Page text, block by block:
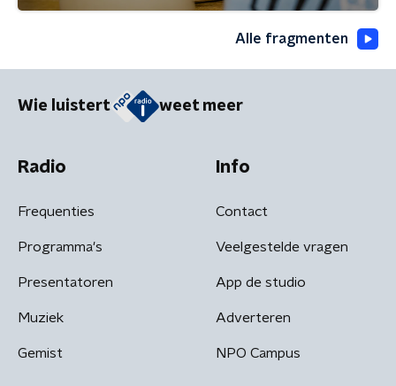
Alle fragmenten
Wie luistert weet meer
Radio
Frequenties
Programma's
Presentatoren
Muziek
Gemist
Info
Contact
Veelgestelde vragen
App de studio
Adverteren
NPO Campus